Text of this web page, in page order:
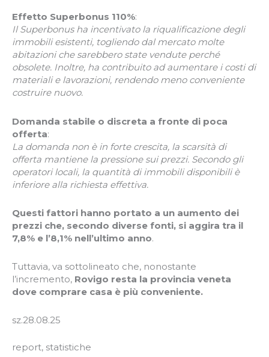
Effetto Superbonus 110%:
Il Superbonus ha incentivato la riqualificazione degli
immobili esistenti, togliendo dal mercato molte
abitazioni che sarebbero state vendute perché
obsolete. Inoltre, ha contribuito ad aumentare i costi di
materiali e lavorazioni, rendendo meno conveniente
costruire nuovo.
Domanda stabile o discreta a fronte di poca
offerta:
La domanda non è in forte crescita, la scarsità di
offerta mantiene la pressione sui prezzi. Secondo gli
operatori locali, la quantità di immobili disponibili è
inferiore alla richiesta effettiva.
Questi fattori hanno portato a un aumento dei
prezzi che, secondo diverse fonti, si aggira tra il
7,8% e l’8,1% nell’ultimo anno.
Tuttavia, va sottolineato che, nonostante
l’incremento, Rovigo resta la provincia veneta
dove comprare casa è più conveniente.
sz.28.08.25
report, statistiche